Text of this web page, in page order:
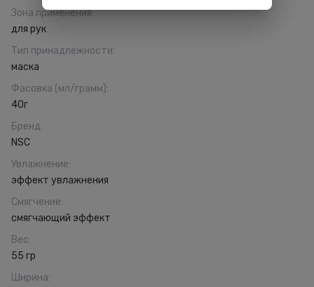
Зона применения:
для рук
Тип принадлежности:
маска
Фасовка (мл/грамм):
40г
Бренд:
NSC
Увлажнение:
эффект увлажнения
Смягчение:
смягчающий эффект
Вес:
55 гр
Ширина: